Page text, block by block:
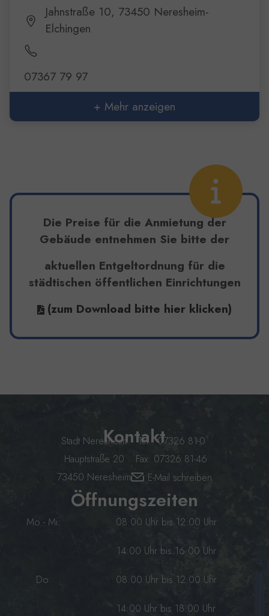
Jahnstraße 10, 73450 Neresheim-
Elchingen
07367 79 97
+ Mehr anzeigen
Die Preise für die Anmietung der
Gebäude entnehmen Sie bitte der
aktuellen Entgeltordnung für die
städtischen öffentlichen Einrichtungen
(zum Download bitte hier klicken)
Kontakt
Stadt Neresheim
Hauptstraße 20
73450 Neresheim
Tel.: 07326 81-0
Fax: 07326 81-46
E-Mail schreiben
Öffnungszeiten
Mo - Mi: 08:00 Uhr bis 12:00 Uhr
14:00 Uhr bis 16:00 Uhr
Do: 08:00 Uhr bis 12:00 Uhr
14:00 Uhr bis 18:00 Uhr